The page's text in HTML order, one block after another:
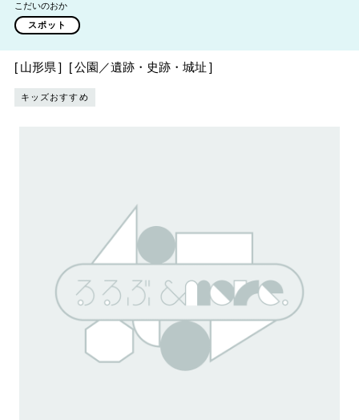
こだいのおか
スポット
山形県 公園／遺跡・史跡・城址
キッズおすすめ